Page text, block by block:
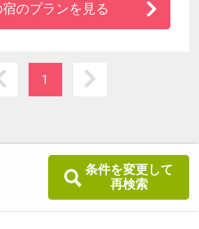
条件を変更して
再検索
宿のプランを見る
1